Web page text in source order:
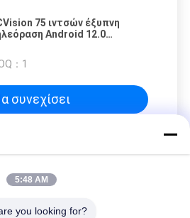
75 ιντσών έξυπνη
Android 12.0
： 1
συνεχίσει
τηλεόραση Android 12.0
5:48 AM
you looking for?